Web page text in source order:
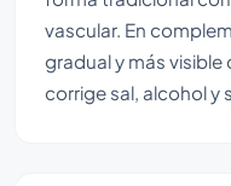
vascular. En
gradual y más
corrige sal, alcohol y